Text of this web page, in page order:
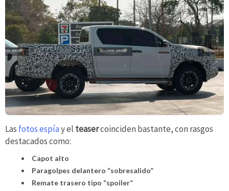
Las fotos espíay el teasercoinciden bastante, con rasgos
destacados como:
Capot alto
Paragolpes delantero “sobresalido”
Remate trasero tipo “spoiler”